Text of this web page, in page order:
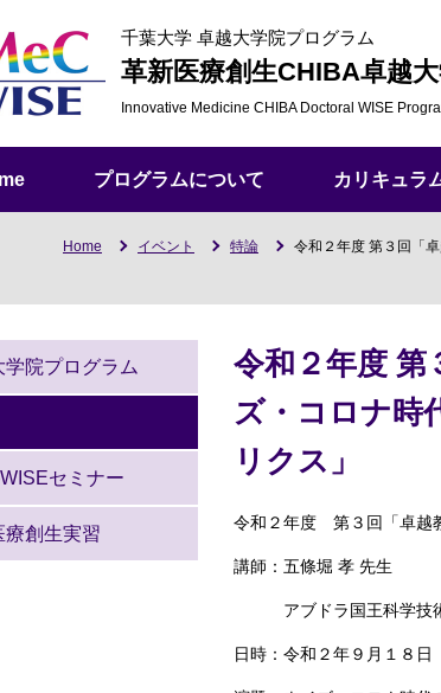
千葉大学 卓越大学院プログラム
革新医療創生CHIBA卓越
Innovative Medicine CHIBA Doctoral WISE
プログラムについて カリキュラ
Home イベント 特論 令和２年度 第３回「
令和２年度
ズ・コロナ時
リクス」
令和２年度 第３回「卓
講師：五條堀 孝 先生
アブドラ国王科学技
日時：令和２年９月１８
学院プログラム
セミナー
療創生実習